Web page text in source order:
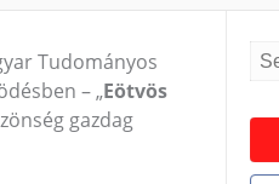
Tudományos
– „Eötvös
gazdag